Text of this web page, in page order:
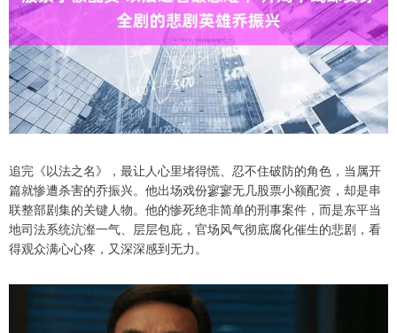
追完《以法之名》，最让人心里堵得慌、忍不住破防的角色，当属开
篇就惨遭杀害的乔振兴。他出场戏份寥寥无几股票小额配资，却是串
联整部剧集的关键人物。他的惨死绝非简单的刑事案件，而是东平当
地司法系统沆瀣一气、层层包庇，官场风气彻底腐化催生的悲剧，看
得观众满心心疼，又深深感到无力。